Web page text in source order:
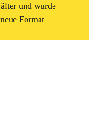
und wurde
Format